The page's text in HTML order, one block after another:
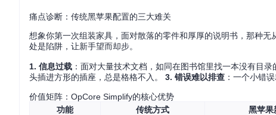
痛点诊断：传统黑苹果配置的三大难关
想象你第一次组装家具，面对散落的零件和厚厚的说明书，那种
处是陷阱，让新手望而却步。
1. 信息过载 ：面对大量技术文档，如同在图书馆里找一本没有目录
头插进方形的插座，总是格格不入。 3. 错误难以排查 ：一个小错
价值矩阵：OpCore Simplify的核心优势
功能
传统方式 黑苹果